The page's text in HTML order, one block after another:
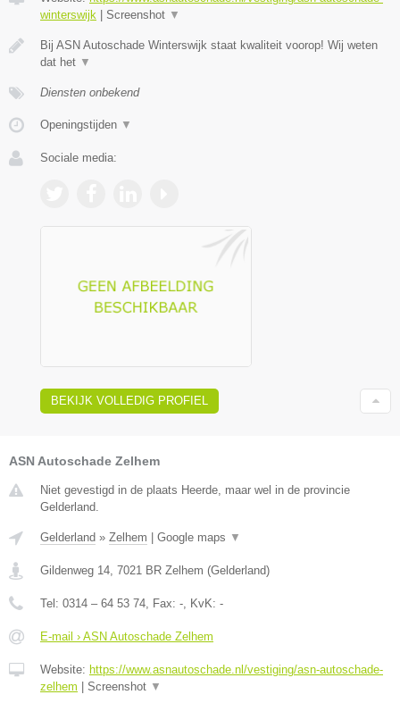
winterswijk | Screenshot ▼
Bij ASN Autoschade Winterswijk staat kwaliteit voorop! Wij weten
dat het ▼
Diensten onbekend
Openingstijden ▼
Sociale media:
BEKIJK VOLLEDIG PROFIEL
ASN Autoschade Zelhem
Niet gevestigd in de plaats Heerde, maar wel in de provincie
Gelderland.
Gelderland » Zelhem Google maps ▼
Gildenweg 14, 7021 BR Zelhem (Gelderland)
Tel: 0314 – 64 53 74, Fax: -, KvK: -
E-mail › ASN Autoschade Zelhem
Website: https://www.asnautoschade.nl/vestiging/asn-autoschade-
zelhem
Screenshot ▼